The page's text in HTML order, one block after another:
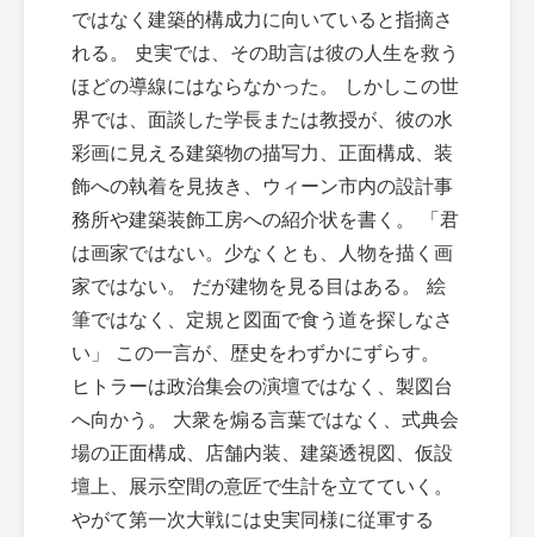
ではなく建築的構成力に向いていると指摘さ
れる。 史実では、その助言は彼の人生を救う
ほどの導線にはならなかった。 しかしこの世
界では、面談した学長または教授が、彼の水
彩画に見える建築物の描写力、正面構成、装
飾への執着を見抜き、ウィーン市内の設計事
務所や建築装飾工房への紹介状を書く。 「君
は画家ではない。少なくとも、人物を描く画
家ではない。 だが建物を見る目はある。 絵
筆ではなく、定規と図面で食う道を探しなさ
い」 この一言が、歴史をわずかにずらす。
ヒトラーは政治集会の演壇ではなく、製図台
へ向かう。 大衆を煽る言葉ではなく、式典会
場の正面構成、店舗内装、建築透視図、仮設
壇上、展示空間の意匠で生計を立てていく。
やがて第一次大戦には史実同様に従軍する